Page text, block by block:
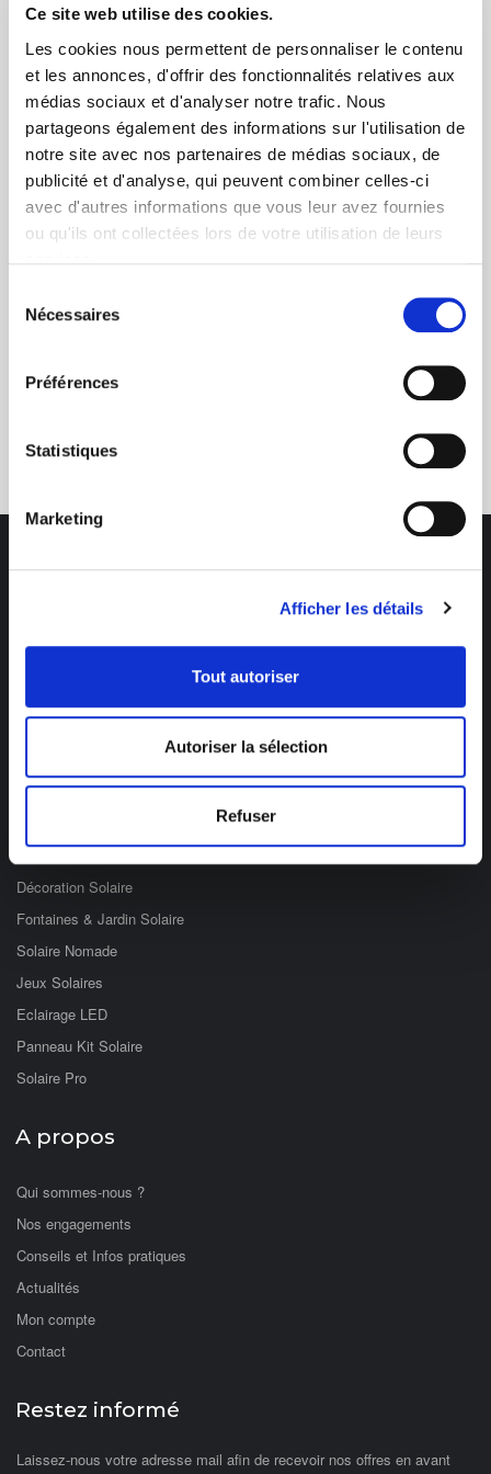
Ce site web utilise des cookies.
Les cookies nous permettent de personnaliser le contenu
et les annonces, d'offrir des fonctionnalités relatives aux
médias sociaux et d'analyser notre trafic. Nous
partageons également des informations sur l'utilisation de
notre site avec nos partenaires de médias sociaux, de
publicité et d'analyse, qui peuvent combiner celles-ci
avec d'autres informations que vous leur avez fournies
ou qu'ils ont collectées lors de votre utilisation de leurs
Nécessaires
Préférences
Statistiques
Marketing
Afficher les détails
Tout autoriser
Autoriser la sélection
Refuser
+ de 10 ans d'expertise
dans le photovoltaïque
03 89 59 05 50
Ouvert du lundi au vendredi
de 8h à 12h et de 14h à 17h
Eclairage Solaire
Décoration Solaire
Fontaines & Jardin Solaire
Solaire Nomade
Jeux Solaires
Eclairage LED
Panneau Kit Solaire
Solaire Pro
A propos
Qui sommes-nous ?
Nos engagements
Conseils et Infos pratiques
Actualités
Mon compte
Contact
Restez informé
Laissez-nous votre adresse mail afin de recevoir nos offres en avant